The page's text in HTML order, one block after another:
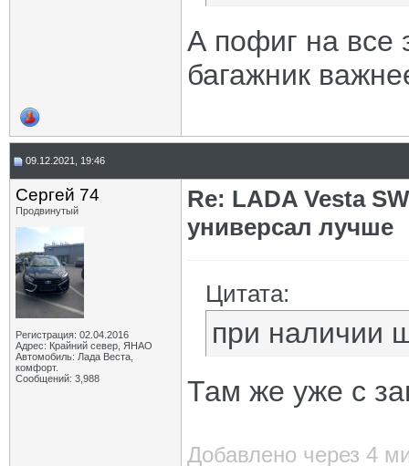
А пофиг на все
багажник
09.12.2021, 19:46
Сергей 74
Продвинутый
Регистрация: 02.04.2016
Адрес: Крайний север, ЯНАО
Автомобиль: Лада Веста,
комфорт.
Сообщений: 3,988
Re: LADA Vesta
универсал лучше
Цитата:
при наличии
Там же уже с
Добавлено через 4